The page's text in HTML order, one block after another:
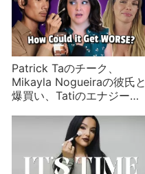
Patrick Taのチーク、
Mikayla Nogueiraの彼氏と
爆買い、Tatiのエナジード
ンサーニュース